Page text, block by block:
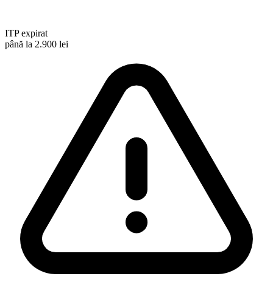
ITP expirat
până la 2.900 lei